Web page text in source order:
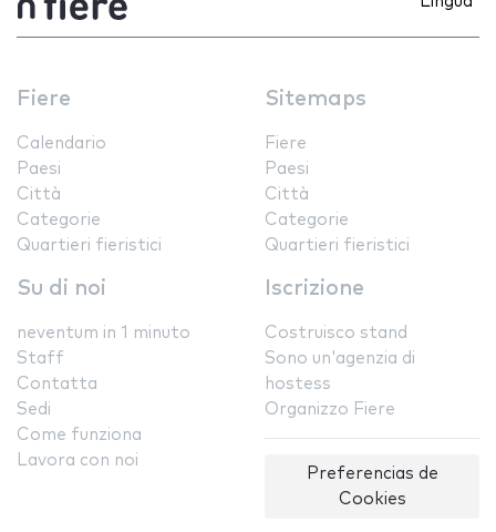
Fiere
Calendario
Paesi
Città
Categorie
Quartieri fieristici
Sitemaps
Fiere
Paesi
Città
Categorie
Quartieri fieristici
Su di noi
neventum in 1 minuto
Staff
Contatta
Sedi
Come funziona
Lavora con noi
Iscrizione
Costruisco stand
Sono un'agenzia di
hostess
Organizzo Fiere
Preferencias de
Cookies